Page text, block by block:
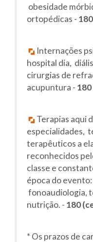
obesidade
ortopédicas -
Internações
hospital dia,
cirurgias de
acupuntura -
Terapias aqui
especialidades,
terapêuticos a
reconhecidos
classe e
época do
fonoaudiologia,
nutrição. - 180
* Os prazos de